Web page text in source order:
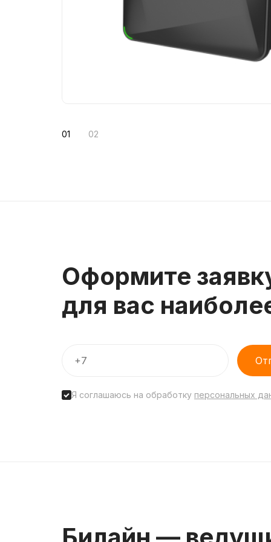
01 02
Оформите
для вас
Я соглашаюсь на обработку персональных